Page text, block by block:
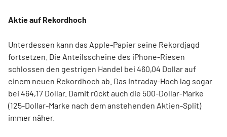
Aktie auf Rekordhoch
Unterdessen kann das Apple-Papier seine Rekordjagd
fortsetzen. Die Anteilsscheine des iPhone-Riesen
schlossen den gestrigen Handel bei 460,04 Dollar auf
einem neuen Rekordhoch ab. Das Intraday-Hoch lag sogar
bei 464,17 Dollar. Damit rückt auch die 500-Dollar-Marke
(125-Dollar-Marke nach dem anstehenden Aktien-Split)
immer näher.